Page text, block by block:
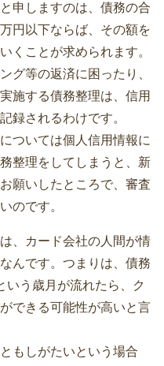
申しますのは、債務の合
円以下ならば、その額を
くことが求められます。
グ等の返済に困ったり、
施する債務整理は、信用
録されるわけです。
ついては個人信用情報に
整理をしてしまうと、新
願いしたところで、審査
のです。
、カード会社の人間が情
んです。つまりは、債務
いう歳月が流れたら、ク
できる可能性が高いと言
もしがたいという場合